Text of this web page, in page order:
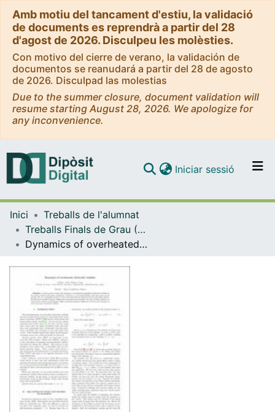
Amb motiu del tancament d'estiu, la validació
de documents es reprendrà a partir del 28
d'agost de 2026. Disculpeu les molèsties.
Con motivo del cierre de verano, la validación de
documentos se reanudará a partir del 28 de agosto
de 2026. Disculpad las molestias
Due to the summer closure, document validation will
resume starting August 28, 2026. We apologize for
any inconvenience.
Navega per tot el DD
Com publicar
Contacte
Iniciar sessió (current)
Inici
Treballs de l'alumnat
Treballs Finals de Grau (TFG) - Física
Dynamics of overheated relativistic bubbles